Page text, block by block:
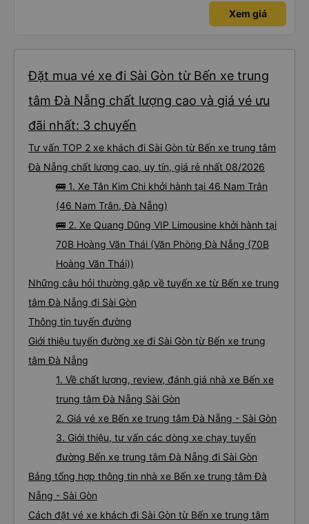
nhưng chúng tôi không hiểu được tiếng Việt. Người quản lý trong khách sạn
Xem giá
Đặt mua vé xe đi Sài Gòn từ Bến xe trung
tâm Đà Nẵng chất lượng cao và giá vé ưu
đãi nhất: 3 chuyến
Tư vấn TOP 2 xe khách đi Sài Gòn từ Bến xe trung tâm
Đà Nẵng chất lượng cao, uy tín, giá rẻ nhất 08/2026
🚌 1. Xe Tân Kim Chi khởi hành tại 46 Nam Trân
(46 Nam Trân, Đà Nẵng)
🚌 2. Xe Quang Dũng VIP Limousine khởi hành tại
70B Hoàng Văn Thái (Văn Phòng Đà Nẵng (70B
Hoàng Văn Thái))
Những câu hỏi thường gặp về tuyến xe từ Bến xe trung
tâm Đà Nẵng đi Sài Gòn
Thông tin tuyến đường
Giới thiệu tuyến đường xe đi Sài Gòn từ Bến xe trung
tâm Đà Nẵng
1. Về chất lượng, review, đánh giá nhà xe Bến xe
trung tâm Đà Nẵng Sài Gòn
2. Giá vé xe Bến xe trung tâm Đà Nẵng - Sài Gòn
3. Giới thiệu, tư vấn các dòng xe chạy tuyến
đường Bến xe trung tâm Đà Nẵng đi Sài Gòn
Bảng tổng hợp thông tin nhà xe Bến xe trung tâm Đà
Nẵng - Sài Gòn
Cách đặt vé xe khách đi Sài Gòn từ Bến xe trung tâm